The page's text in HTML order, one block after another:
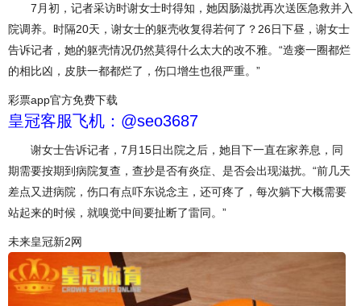
7月初，记者采访时谢女士时得知，她因肠滋扰再次送医急救并入
院调养。时隔20天，谢女士的躯壳收复得若何了？26日下昼，谢女士
告诉记者，她的躯壳情况仍然莫得什么太大的改不雅。“造瘘一圈都烂
的相比凶，皮肤一都都烂了，伤口增生也很严重。”
彩票app官方免费下载
皇冠客服飞机：@seo3687
谢女士告诉记者，7月15日出院之后，她目下一直在家养息，同
期需要按期到病院复查，查抄是否有炎症、是否会出现滋扰。“前几天
差点又进病院，伤口有点吓东说念主，还可疼了，每次躺下大概需要
站起来的时候，就嗅觉中间要扯断了雷同。”
未来皇冠新2网